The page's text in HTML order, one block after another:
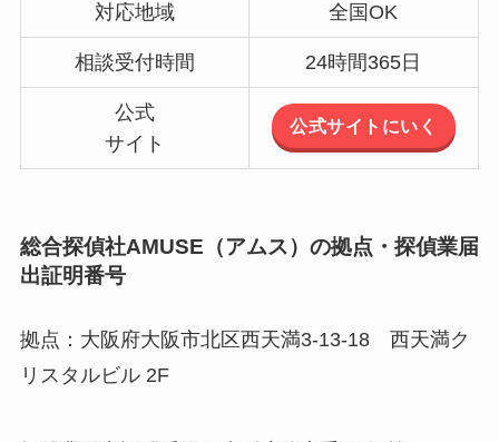
対応地域 全国OK
相談受付時間 24時間365日
公式
サイト
公式サイトにいく
総合探偵社AMUSE（アムス）の拠点・探偵業届
出証明番号
拠点：大阪府大阪市北区西天満3-13-18 西天満ク
リスタルビル 2F